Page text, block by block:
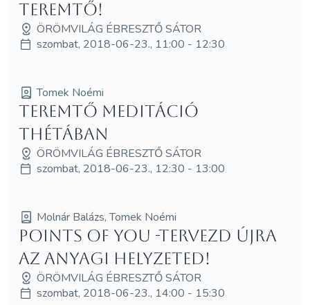
teremtő!
ÖRÖMVILÁG ÉBRESZTŐ SÁTOR
szombat, 2018-06-23., 11:00 - 12:30
Tomek Noémi
Teremtő meditáció
thétában
ÖRÖMVILÁG ÉBRESZTŐ SÁTOR
szombat, 2018-06-23., 12:30 - 13:00
Molnár Balázs, Tomek Noémi
Points of You -Tervezd újra
az anyagi helyzeted!
ÖRÖMVILÁG ÉBRESZTŐ SÁTOR
szombat, 2018-06-23., 14:00 - 15:30